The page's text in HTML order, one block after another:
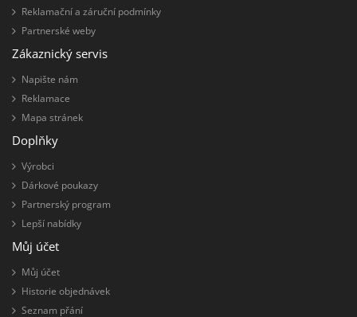
Reklamační a záruční podmínky
Partnerské weby
Zákaznický servis
Napište nám
Reklamace
Mapa stránek
Doplňky
Výrobci
Dárkové poukazy
Partnerský program
Lepší nabídky
Můj účet
Můj účet
Historie objednávek
Seznam přání